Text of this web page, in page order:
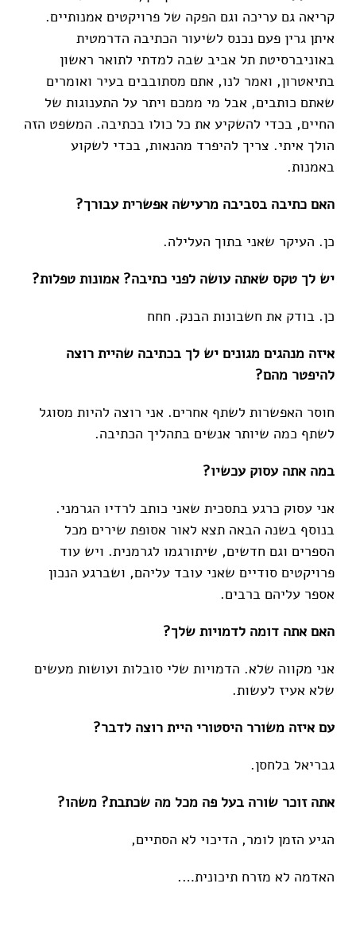
קריאה גם עריכה וגם הפקה של פרויקטים אמנותיים.
איתן גרין פעם נכנס לשיעור הכתיבה הדרמטית
באוניברסיטת תל אביב שבה למדתי לתואר ראשון
בתיאטרון, ואמר לנו, אתם מסתובבים בעיר ואומרים
שאתם כותבים, אבל מי ממכם ויתר על התענוגות של
החיים, בכדי להשקיע את כל כולו בכתיבה. המשפט הזה
הולך איתי. צריך להיפרד מהנאות, בכדי לשקוע
באמנות.
האם כתיבה בסביבה מרעישה אפשרית עבורך?
כן. העיקר שאני בתוך העלילה.
יש לך טקס שאתה עושה לפני כתיבה? אמונות טפלות?
כן. בודק את חשבונות הבנק. חחח
איזה מנהגים מגונים יש לך בכתיבה שהיית רוצה
להיפטר מהם?
חוסר האפשרות לשתף אחרים. אני רוצה להיות מסוגל
לשתף כמה שיותר אנשים בתהליך הכתיבה.
במה אתה עסוק עכשיו?
אני עסוק כרגע בתסכית שאני כותב לרדיו הגרמני.
בנוסף בשנה הבאה תצא לאור אסופת שירים מכל
הספרים וגם חדשים, שיתורגמו לגרמנית. ויש עוד
פרויקטים סודיים שאני עובד עליהם, ושברגע הנכון
אספר עליהם ברבים.
האם אתה דומה לדמויות שלך?
אני מקווה שלא. הדמויות שלי סובלות ועושות מעשים
שלא אעיז לעשות.
עם איזה משורר היסטורי היית רוצה לדבר?
גבריאל בלחסן.
אתה זוכר שורה בעל פה מכל מה שכתבת? משהו?
הגיע הזמן לומר, הדיכוי לא הסתיים,
האדמה לא מזרח תיכונית….